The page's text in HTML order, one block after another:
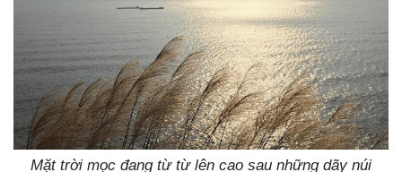
Mặt trời mọc đang từ từ lên cao sau những dãy núi